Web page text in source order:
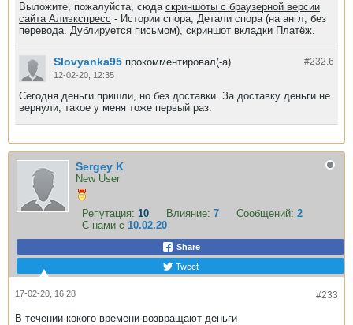
Выложите, пожалуйста, сюда скриншоты с браузерной версии
сайта Алиэкспресс - Истории спора, Детали спора (на англ, без
перевода. Дублируется письмом), скриншот вкладки Платёж.
#232.6
Slovyanka95 прокомментировал(-а)
12-02-20, 12:35
Сегодня деньги пришли, но без доставки. За доставку деньги не
вернули, такое у меня тоже первый раз.
Sergey K
New User
Репутация: 10 Влияние: 7 Сообщений: 2
С нами с 10.02.20
Share
Tweet
#233
17-02-20, 16:28
В течении кокого времени возвращают деньги